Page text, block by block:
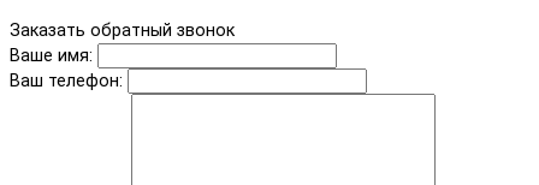
Заказать обратный звонок
Ваше имя:
Ваш телефон: